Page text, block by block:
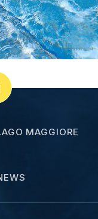
MAGGIORE